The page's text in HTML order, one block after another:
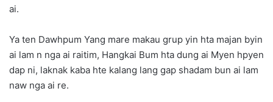
ai.
Ya ten Dawhpum Yang mare makau grup yin hta majan byin
ai lam n nga ai raitim, Hangkai Bum hta dung ai Myen hpyen
dap ni, laknak kaba hte kalang lang gap shadam bun ai lam
naw nga ai re.